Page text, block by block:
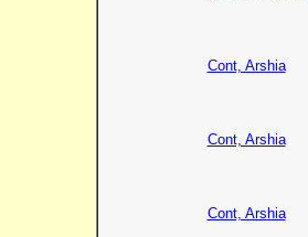
Cont, Arshia
Cont, Arshia
Cont, Arshia